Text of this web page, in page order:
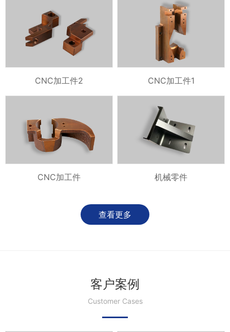
CNC加工件2 CNC加工件1
CNC加工件 机械零件
查看更多
客户案例
Customer Cases